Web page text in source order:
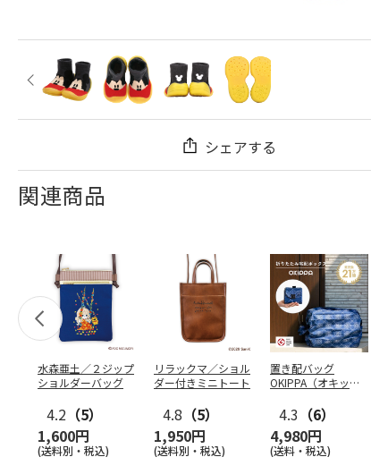
シェアする
関連商品
水森亜土／２ジップ
ショルダーバッグ
4.2 （5）
1,600円
(送料別・税込)
リラックマ／ショル
ダー付きミニトート
4.8 （5）
1,950円
(送料別・税込)
置き配バッグ
OKIPPA（オキッ
4.3 （6）
4,980円
(送料・税込)